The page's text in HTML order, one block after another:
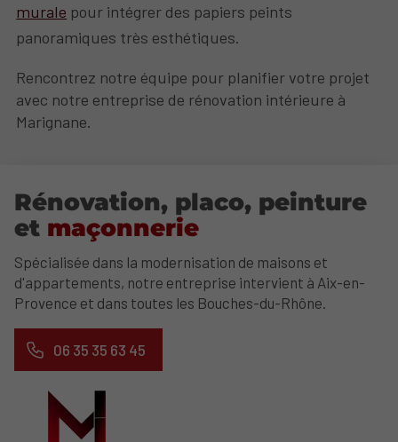
murale pour intégrer des papiers peints
panoramiques très esthétiques.
Rencontrez notre équipe pour planifier votre projet
avec notre entreprise de rénovation intérieure à
Marignane.
Rénovation, placo, peinture
et maçonnerie
Spécialisée dans la modernisation de maisons et
d'appartements, notre entreprise intervient à Aix-en-
Provence et dans toutes les Bouches-du-Rhône.
06 35 35 63 45